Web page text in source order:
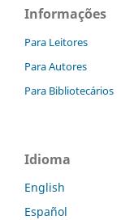
Informações
Para Leitores
Para Autores
Para Bibliotecários
Idioma
English
Español